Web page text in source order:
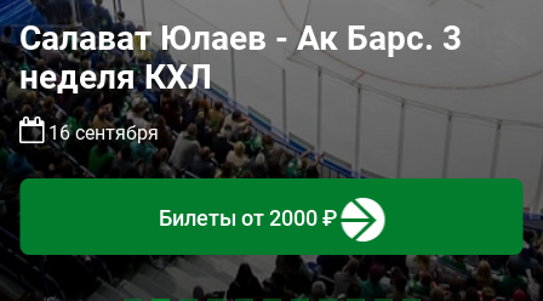
Салават Юлаев - Ак Барс. 3
неделя КХЛ
16 сентября
Билеты от 2000 ₽